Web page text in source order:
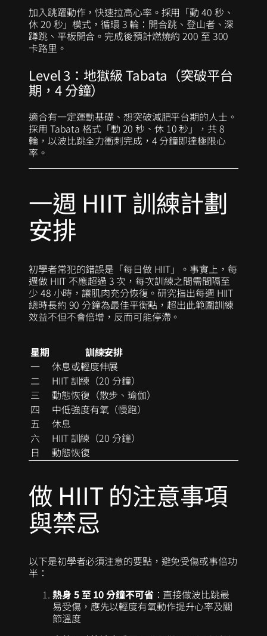
加入跳躍動作，快速拉高心率。採用「動 40 秒、
休 20 秒」模式，循環 3 輪：開合跳、登山者、深
蹲跳、平板開合。完成後預計燃燒約 200 至 300
卡路里。
Level 3：地獄級 Tabata（突破平台
期，4 分鐘）
適合有一定運動基礎、想突破減肥平台期的人士。
採用 Tabata 格式「動 20 秒、休 10 秒」，共 8
輪，以波比跳全力衝刺完成，4 分鐘即達極限心
率。
一週 HIIT 訓練計劃
安排
初學者常犯的錯誤是「每日做 HIIT」。事實上，每
週做 HIIT 不應超過 3 次，每次訓練之間需間隔至
少 48 小時，讓肌肉充分恢復。研究指出每週 HIIT
總時長約 90 分鐘為最佳平衡點，超出此範圍訓練
效益不但不會倍增，反而可能停滯。
星期
訓練安排
一
休息或輕度伸展
二
HIIT 訓練（20 分鐘）
三
動態恢復（散步、瑜伽）
四
中低強度有氧（慢跑）
五
休息
六
HIIT 訓練（20 分鐘）
日
動態恢復
做 HIIT 的注意事項
與禁忌
以下是初學者必須注意的要點，避免受傷或事倍功
半：
熱身 5 至 10 分鐘不可省：直接做波比跳最
易受傷，應先以輕度有氧動作提升心率及關
節溫度